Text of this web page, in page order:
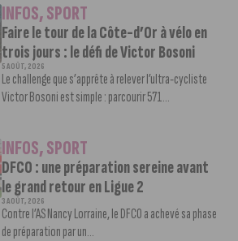
INFOS,SPORT
Faire le tour de la Côte-d’Or à vélo en
trois jours : le défi de Victor Bosoni
5 AOÛT, 2026
Le challenge que s’apprête à relever l’ultra-cycliste
Victor Bosoni est simple : parcourir 571...
INFOS,SPORT
DFCO : une préparation sereine avant
le grand retour en Ligue 2
3 AOÛT, 2026
Contre l’AS Nancy Lorraine, le DFCO a achevé sa phase
de préparation par un...